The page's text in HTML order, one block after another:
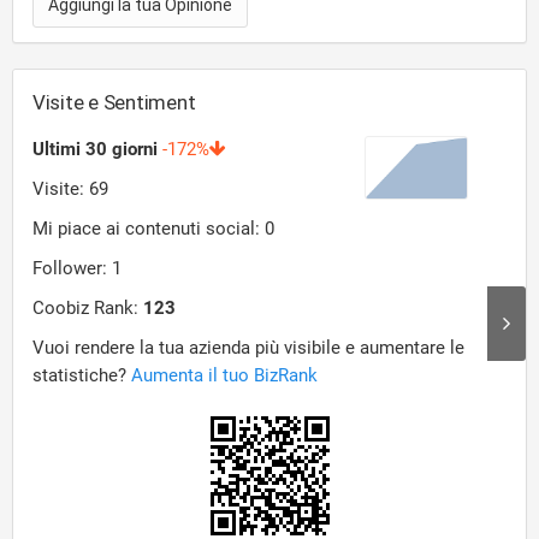
Sostituiamo cerniere lampo!
Vendita accessori e prodotti per calzature, cura e
manutenzione pellami.
Sandali gioiello
Crea il tuo sandalo gioiello e vesti il piede con eleganza e
delle tue scelte
Al tuo servizio dal 1983
La Calzoleria Angleria nasce nel 1983 ad opera del calzolaio
Adriano Merighi con il desiderio di offrire alla comunità un
servizio professionale e di qualità.
Alla base del nostro lavoro c’è la volontà di mantenere al top
Aggiungi la tua Opinione
Visite e Sentiment